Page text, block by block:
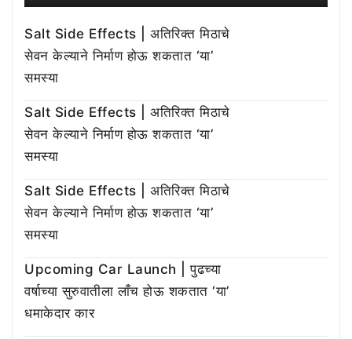
Salt Side Effects | अतिरिक्त मिठाचे
सेवन केल्याने निर्माण होऊ शकतात ‘या’
समस्या
Salt Side Effects | अतिरिक्त मिठाचे
सेवन केल्याने निर्माण होऊ शकतात ‘या’
समस्या
Salt Side Effects | अतिरिक्त मिठाचे
सेवन केल्याने निर्माण होऊ शकतात ‘या’
समस्या
Upcoming Car Launch | पुढच्या
वर्षाच्या सुरुवातीला लाँच होऊ शकतात ‘या’
धमाकेदार कार